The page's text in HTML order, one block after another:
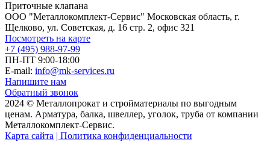
Приточные клапана
ООО "Металлокомплект-Сервис" Московская область, г.
Щелково, ул. Советская, д. 16 стр. 2, офис 321
Посмотреть на карте
+7 (495) 988-97-99
ПН-ПТ 9:00-18:00
E-mail: info@mk-services.ru
Напишите нам
Обратный звонок
2024 © Металлопрокат и стройматериалы по выгодным
ценам. Арматура, балка, швеллер, уголок, труба от компании
Металлокомплект-Сервис.
Карта сайта | Политика конфиденциальности